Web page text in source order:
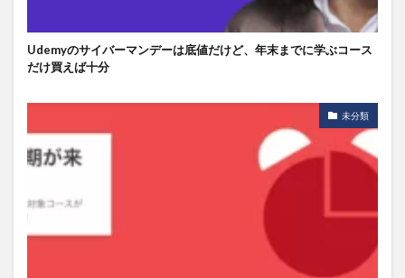
Udemyのサイバーマンデーは底値だけど、年末までに学ぶコース
だけ買えば十分
未分類